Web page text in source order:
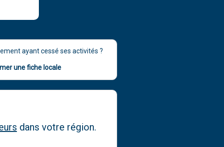
ayant cessé ses activités ?
une fiche locale
dans votre région.